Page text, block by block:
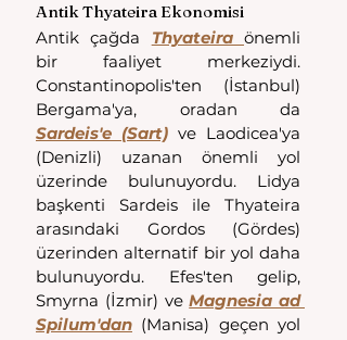
Antik Thyateira Ekonomisi
Antik çağda Thyateira önemli
bir faaliyet merkeziydi.
Constantinopolis'ten (İstanbul)
Sardeis'e (Sart) ve Laodicea'ya
(Denizli) uzanan önemli yol
üzerinde bulunuyordu. Lidya
başkenti Sardeis ile Thyateira
arasındaki Gordos (Gördes)
üzerinden alternatif bir yol daha
bulunuyordu. Efes'ten gelip,
Smyrna (İzmir) ve Magnesia ad
Spilum'dan (Manisa) geçen yol